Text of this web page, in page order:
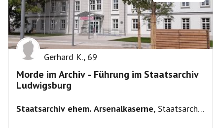
Gerhard K., 69
Morde im Archiv - Führung im Staatsarchiv
Ludwigsburg
Staatsarchiv ehem. Arsenalkaserne, Staatsarchiv